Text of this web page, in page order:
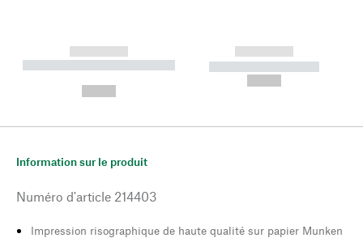
------------
----------- ----------- --------
------------
----------- -----------
Information sur le produit
Numéro d'article 214403
Impression risographique de haute qualité sur papier Munken